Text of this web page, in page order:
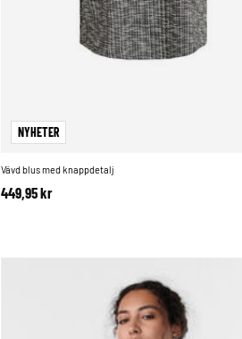
NYHETER
Vävd blus med knappdetalj
449,95 kr